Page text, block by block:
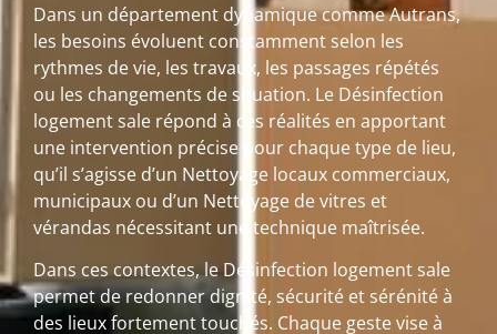
Dans un département dynamique comme Autrans,
les besoins évoluent constamment selon les
rythmes de vie, les travaux, les passages répétés
ou les changements de situation. Le Désinfection
logement sale répond à ces réalités en apportant
une intervention précise pour chaque type de lieu,
qu’il s’agisse d’un Nettoyage locaux commerciaux,
municipaux ou d’un Nettoyage de vitres et
vérandas nécessitant une technique maîtrisée.
Dans ces contextes, le Désinfection logement sale
permet de redonner dignité, sécurité et sérénité à
des lieux fortement touchés. Chaque geste vise à